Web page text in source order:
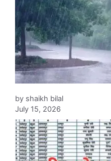
by shaikh bilal
July 15, 2026